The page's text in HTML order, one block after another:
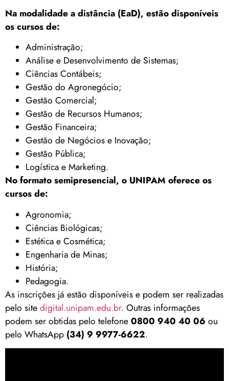
Na modalidade a distância (EaD), estão disponíveis
os cursos de:
Administração;
Análise e Desenvolvimento de Sistemas;
Ciências Contábeis;
Gestão do Agronegócio;
Gestão Comercial;
Gestão de Recursos Humanos;
Gestão Financeira;
Gestão de Negócios e Inovação;
Gestão Pública;
Logística e Marketing.
No formato semipresencial, o UNIPAM oferece os
cursos de:
Agronomia;
Ciências Biológicas;
Estética e Cosmética;
Engenharia de Minas;
História;
Pedagogia.
As inscrições já estão disponíveis e podem ser realizadas
pelo sitedigital.unipam.edu.br. Outras informações
podem ser obtidas pelo telefone0800 940 40 06 ou
pelo WhatsApp (34) 9 9977-6622.